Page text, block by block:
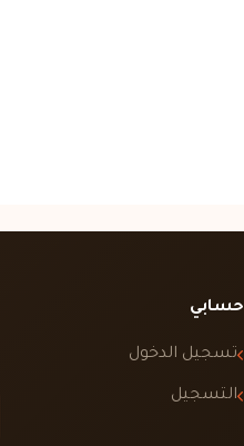
حسابي
تسجيل الدخول
التسجيل